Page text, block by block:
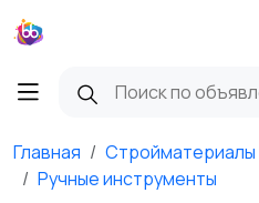
Главная
Стройматериалы
Ручные инструменты